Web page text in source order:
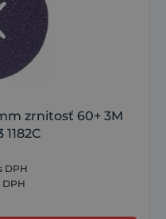
zrnitosť 60+ 3M
DPH
DPH